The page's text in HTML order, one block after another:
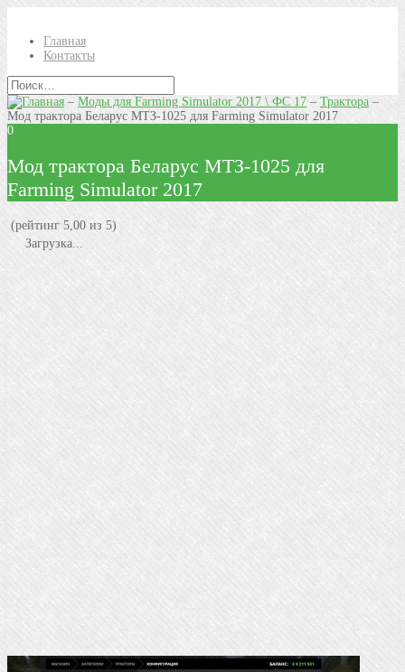
Главная
Контакты
–Моды для Farming Simulator 2017 \ ФС 17– Трактора–
Мод трактора Беларус МТЗ-1025 для Farming Simulator 2017
0
Мод трактора Беларус МТЗ-1025 для
Farming Simulator 2017
(рейтинг 5,00 из 5)
Загрузка...